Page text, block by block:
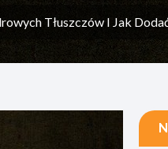
Tłuszczów I Jak